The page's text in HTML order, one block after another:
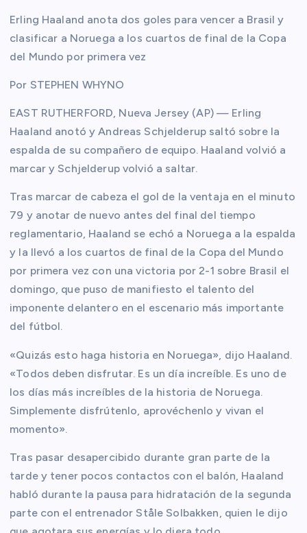
Erling Haaland anota dos goles para vencer a Brasil y
clasificar a Noruega a los cuartos de final de la Copa
del Mundo por primera vez
Por STEPHEN WHYNO
EAST RUTHERFORD, Nueva Jersey (AP) — Erling
Haaland anotó y Andreas Schjelderup saltó sobre la
espalda de su compañero de equipo. Haaland volvió a
marcar y Schjelderup volvió a saltar.
Tras marcar de cabeza el gol de la ventaja en el minuto
79 y anotar de nuevo antes del final del tiempo
reglamentario, Haaland se echó a Noruega a la espalda
y la llevó a los cuartos de final de la Copa del Mundo
por primera vez con una victoria por 2-1 sobre Brasil el
domingo, que puso de manifiesto el talento del
imponente delantero en el escenario más importante
del fútbol.
«Quizás esto haga historia en Noruega», dijo Haaland.
«Todos deben disfrutar. Es un día increíble. Es uno de
los días más increíbles de la historia de Noruega.
Simplemente disfrútenlo, aprovéchenlo y vivan el
momento».
Tras pasar desapercibido durante gran parte de la
tarde y tener pocos contactos con el balón, Haaland
habló durante la pausa para hidratación de la segunda
parte con el entrenador Ståle Solbakken, quien le dijo